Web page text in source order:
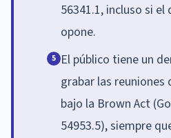
56341.1, incluso si
opone.
5 El público tiene un
grabar las reuniones
bajo la Brown Act
54953.5), siempre